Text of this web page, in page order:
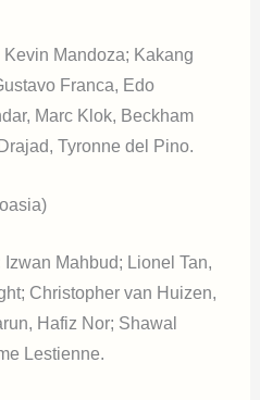
Kevin Mandoza; Kakang
Franca, Edo
Marc Klok, Beckham
Tyronne del Pino.
Izwan Mahbud; Lionel Tan,
Christopher van Huizen,
Hafiz Nor; Shawal
Lestienne.